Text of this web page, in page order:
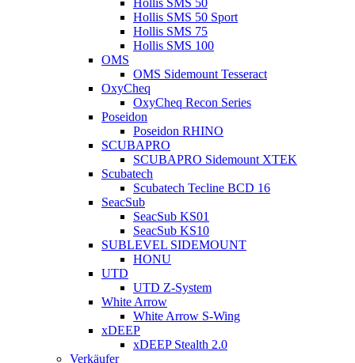
Hollis SMS 50
Hollis SMS 50 Sport
Hollis SMS 75
Hollis SMS 100
OMS
OMS Sidemount Tesseract
OxyCheq
OxyCheq Recon Series
Poseidon
Poseidon RHINO
SCUBAPRO
SCUBAPRO Sidemount XTEK
Scubatech
Scubatech Tecline BCD 16
SeacSub
SeacSub KS01
SeacSub KS10
SUBLEVEL SIDEMOUNT
HONU
UTD
UTD Z-System
White Arrow
White Arrow S-Wing
xDEEP
xDEEP Stealth 2.0
Verkäufer